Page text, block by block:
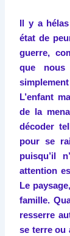
Il y a
état de
guerre,
que
L’enfant
de la
décoder
pour se
puisqu’il
attention
Le
famille.
resserre
se terre ou